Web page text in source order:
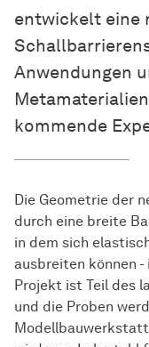
entwickelt eine
Anwendungen
kommende
Die Geometrie der
durch eine breite
in dem sich
ausbreiten können -
Projekt ist Teil des
und die Proben